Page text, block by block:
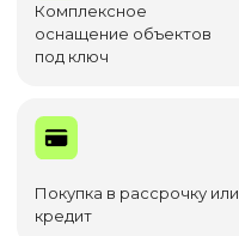
Комплексное
оснащение объектов
под ключ
Покупка в рассрочку или
кредит